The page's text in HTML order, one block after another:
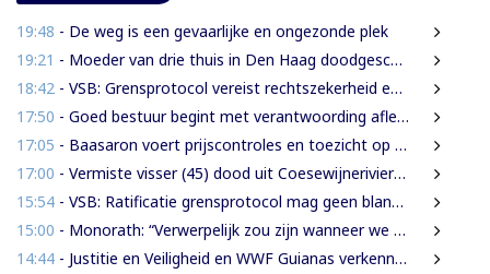
19:48 - De weg is een gevaarlijke en ongezonde plek
19:21 - Moeder van drie thuis in Den Haag doodgeschoten; verdachte ex-partner opgepakt na vluchten
18:42 - VSB: Grensprotocol vereist rechtszekerheid en harde waarborgen
17:50 - Goed bestuur begint met verantwoording afleggen
17:05 - Baasaron voert prijscontroles en toezicht op voedselveiligheid op
17:00 - Vermiste visser (45) dood uit Coesewijnerivier gehaald
15:54 - VSB: Ratificatie grensprotocol mag geen blanco cheque zijn
15:00 - Monorath: “Verwerpelijk zou zijn wanneer we de dingen zouden bedekken met de mantel der liefde”
14:44 - Justitie en Veiligheid en WWF Guianas verkennen verdere samenwerking